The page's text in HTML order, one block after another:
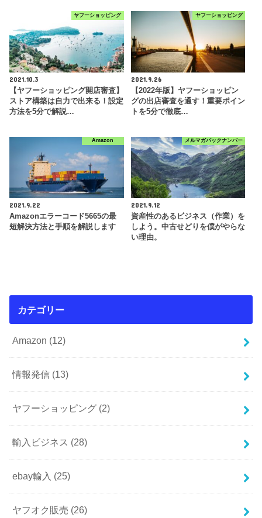
ヤフーショッピング
2021.10.3
【ヤフーショッピング開店審査】
ストア構築は自力で出来る！設定
方法を5分で解説…
ヤフーショッピング
2021.9.26
【2022年版】ヤフーショッピン
グの出店審査を通す！重要ポイン
トを5分で徹底…
Amazon
2021.9.22
Amazonエラーコード5665の最
短解決方法と手順を解説します
メルマガバックナンバー
2021.9.12
資産性のあるビジネス（作業）を
しよう。中古せどりを僕がやらな
い理由。
カテゴリー
Amazon (12)
情報発信 (13)
ヤフーショッピング (2)
輸入ビジネス (28)
ebay輸入 (25)
ヤフオク販売 (26)